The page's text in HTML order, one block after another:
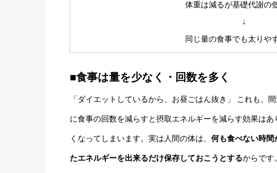
体重は減るが基礎代謝の
↓
同じ量の食事でも太りや
■食事は量を少なく・回数を多く
「ダイエットしているから、お昼ごはん抜き」 これも、
に食事の回数を減らすと摂取エネルギーを減らす効果は
くなってしまいます。実は人間の体は、 何も食べない時間
たエネルギーを出来るだけ保存しておこうとするからです